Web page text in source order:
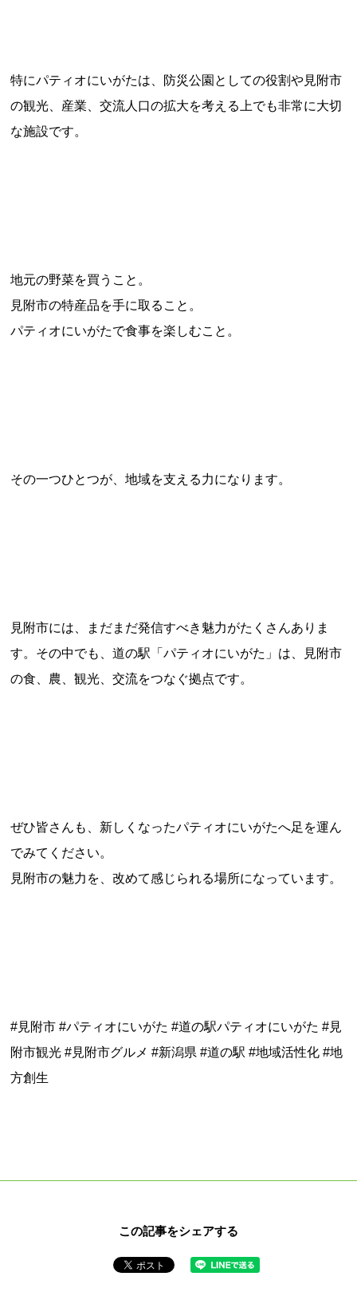
特にパティオにいがたは、防災公園としての役割や見附市
の観光、産業、交流人口の拡大を考える上でも非常に大切
な施設です。
地元の野菜を買うこと。
見附市の特産品を手に取ること。
パティオにいがたで食事を楽しむこと。
その一つひとつが、地域を支える力になります。
見附市には、まだまだ発信すべき魅力がたくさんありま
す。その中でも、道の駅「パティオにいがた」は、見附市
の食、農、観光、交流をつなぐ拠点です。
ぜひ皆さんも、新しくなったパティオにいがたへ足を運ん
でみてください。
見附市の魅力を、改めて感じられる場所になっています。
#見附市 #パティオにいがた #道の駅パティオにいがた #見
附市観光 #見附市グルメ #新潟県 #道の駅 #地域活性化 #地
方創生
この記事をシェアする